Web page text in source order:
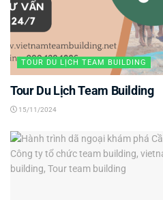
TOUR DU LỊCH TEAM BUILDING
Tour Du Lịch Team Building
15/11/2024